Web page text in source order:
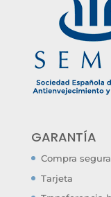
GARANTÍA
Compra segura
Tarjeta